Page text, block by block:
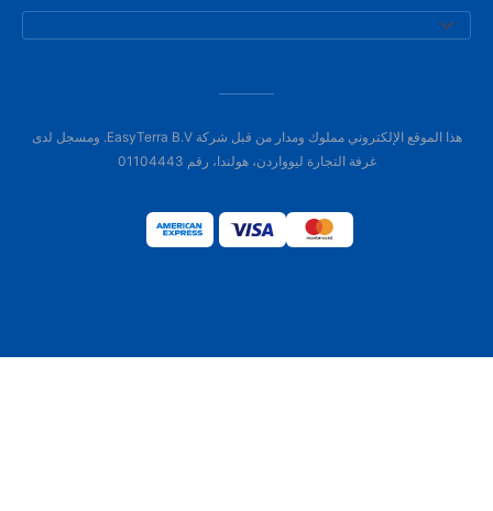
هذا الموقع الإلكتروني مملوك ومدار من قبل شركة EasyTerra B.V. ومسجل لدى
غرفة التجارة ليوواردن، هولندا، رقم 01104443